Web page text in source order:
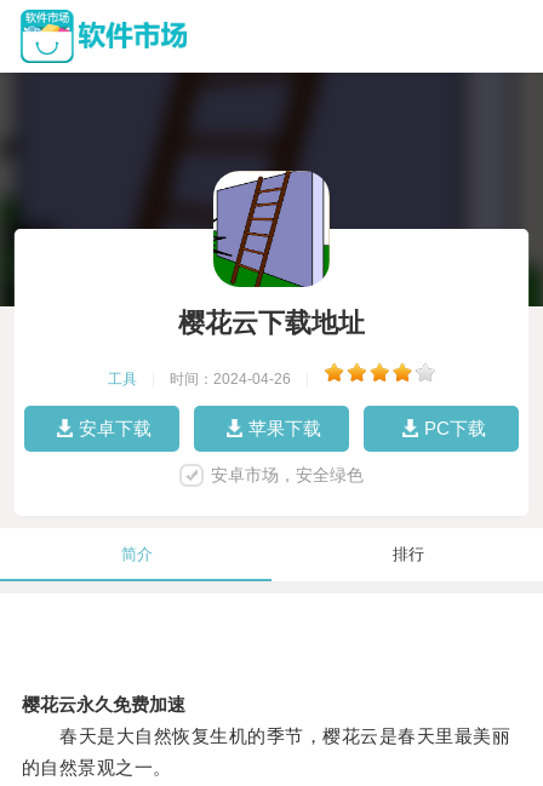
樱花云下载地址
工具 时间：2024-04-26
安卓下载 苹果下载 PC下载
安卓市场，安全绿色
简介 排行
樱花云永久免费加速
春天是大自然恢复生机的季节，樱花云是春天里最美丽
的自然景观之一。